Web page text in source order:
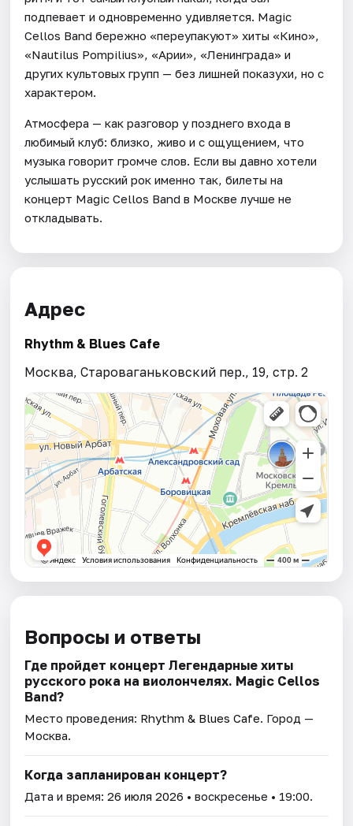
подпевает и одновременно удивляется. Magic
Cellos Band бережно «переупакуют» хиты «Кино»,
«Nautilus Pompilius», «Арии», «Ленинграда» и
других культовых групп — без лишней показухи, но с
характером.
Атмосфера — как разговор у позднего входа в
любимый клуб: близко, живо и с ощущением, что
музыка говорит громче слов. Если вы давно хотели
услышать русский рок именно так, билеты на
концерт Magic Cellos Band в Москве лучше не
откладывать.
Адрес
Rhythm & Blues Cafe
Москва, Староваганьковский пер., 19, стр. 2
Вопросы и ответы
Где пройдет концерт Легендарные хиты
русского рока на виолончелях. Magic Cellos
Band?
Место проведения: Rhythm & Blues Cafe. Город —
Москва.
Когда запланирован концерт?
Дата и время:26 июля 2026 • воскресенье • 19:00.